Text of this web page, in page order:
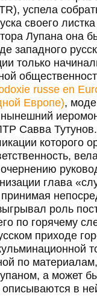
успела
своего
Лупана она
западного
только
russe en
Европе),
Савва
которого
глава
роль
по горячему
приходе
по
а может
в